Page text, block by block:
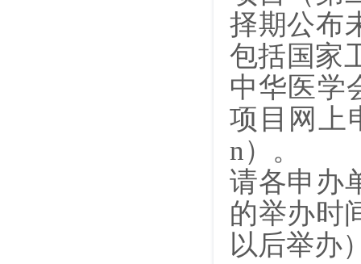
择期公布
包括国家
中华医学
项目网上
n）。
请各申办
的举办时
以后举办